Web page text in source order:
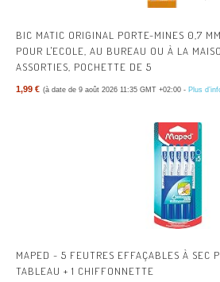
BIC MATIC ORIGINAL PORTE-MINES 0,7
POUR L'ECOLE, AU BUREAU OU À LA
ASSORTIES, POCHETTE DE 5
1,99 € (à date de 9 août 2026 11:35 GMT +02:00 - Plus
MAPED - 5 FEUTRES EFFAÇABLES À SEC
TABLEAU + 1 CHIFFONNETTE